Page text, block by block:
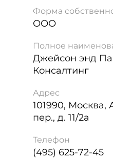
Форма
ООО
Полное
Джейсон энд
Консалтинг
Адрес
101990, Москва,
пер., д. 11/2а
Телефон
(495) 625-72-45